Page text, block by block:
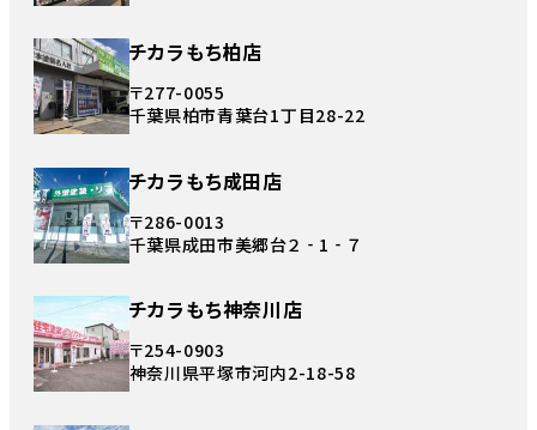
チカラもち柏店
〒277-0055
千葉県柏市青葉台1丁目28-22
チカラもち成田店
〒286-0013
千葉県成田市美郷台２‐1‐７
チカラもち神奈川店
〒254-0903
神奈川県平塚市河内2-18-58